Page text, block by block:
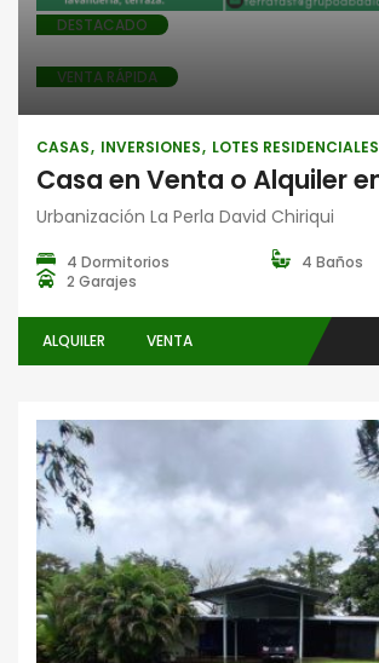
DESTACADO
VENTA RÁPIDA
CASAS INVERSIONES LOTES RESIDENCIALES
Urbanización La Perla David Chiriqui
4 Dormitorios
4 Baños
2 Garajes
ALQUILER VENTA